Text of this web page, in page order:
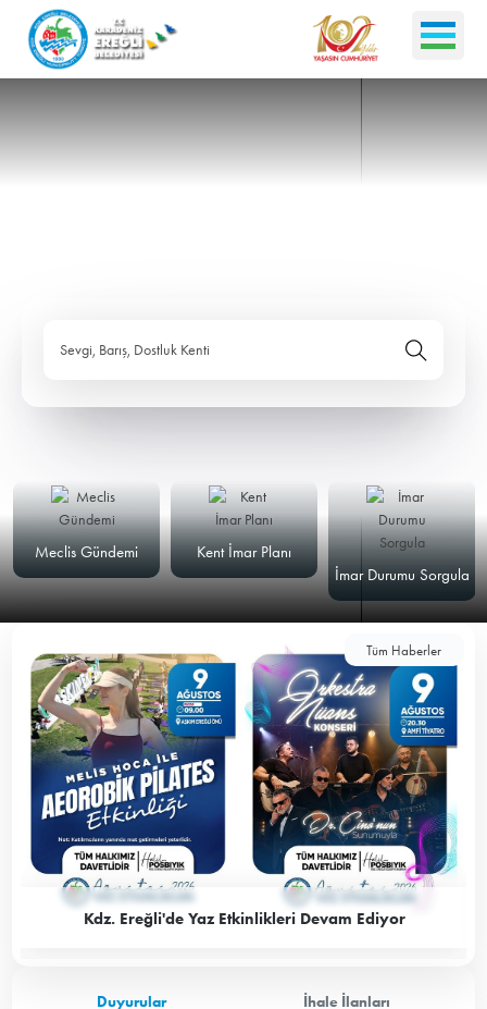
Sevgi, Barış, Dostluk Kenti
Meclis Gündemi
Kent İmar Planı
İmar Durumu Sorgula
Tüm Haberler
Kdz. Ereğli'de Yaz Etkinlikleri Devam Ediyor
Duyurular İhale İlanları